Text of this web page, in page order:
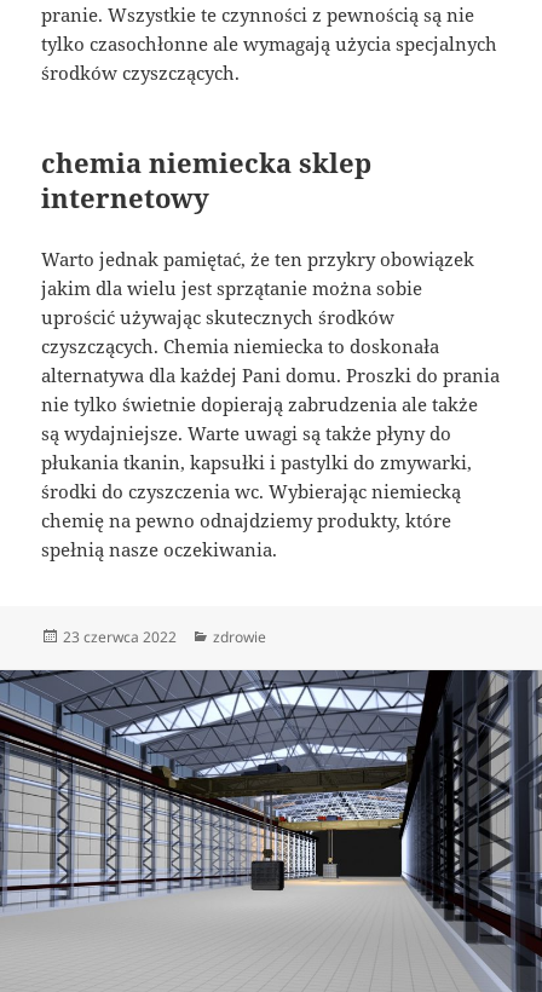
pranie. Wszystkie te czynności z pewnością są nie
tylko czasochłonne ale wymagają użycia specjalnych
środków czyszczących.
chemia niemiecka sklep
internetowy
Warto jednak pamiętać, że ten przykry obowiązek
jakim dla wielu jest sprzątanie można sobie
uprościć używając skutecznych środków
czyszczących. Chemia niemiecka to doskonała
alternatywa dla każdej Pani domu. Proszki do prania
nie tylko świetnie dopierają zabrudzenia ale także
są wydajniejsze. Warte uwagi są także płyny do
płukania tkanin, kapsułki i pastylki do zmywarki,
środki do czyszczenia wc. Wybierając niemiecką
chemię na pewno odnajdziemy produkty, które
spełnią nasze oczekiwania.
Data
23 czerwca 2022 Kategorie
zdrowie